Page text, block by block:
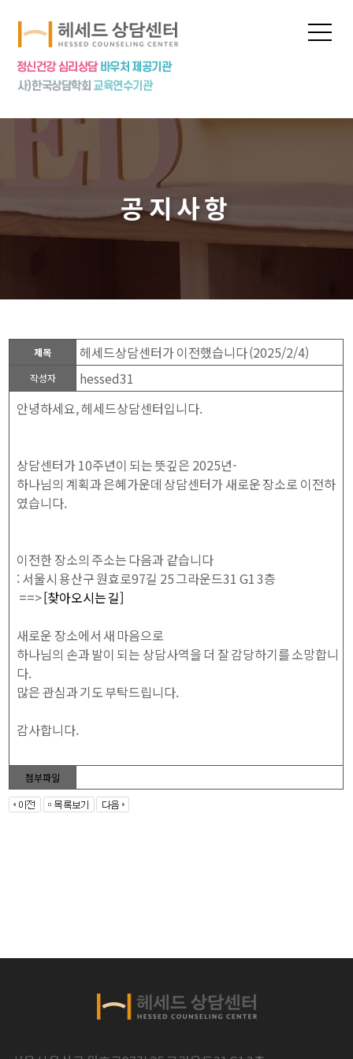
프로그램
심리상담
심리검사
놀이치료
집단상담
상담수련
상담신청
공지사항
제목 헤세드상담센터가 이전했습니다 (2025/2/4)
작성자
hessed31
안녕하세요, 헤세드상담센터입니다.
상담센터가 10주년이 되는 뜻깊은 2025년-
하나님의 계획과 은혜가운데 상담센터가 새로운 장소로 이전하
였습니다.
이전한 장소의 주소는 다음과 같습니다
: 서울시 용산구 원효로97길 25 그라운드31 G1 3층
==>[찾아오시는 길]
새로운 장소에서 새 마음으로
하나님의 손과 발이 되는 상담사역을 더 잘 감당하기를 소망합니
다.
많은 관심과 기도 부탁드립니다.
감사합니다.
첨부파일